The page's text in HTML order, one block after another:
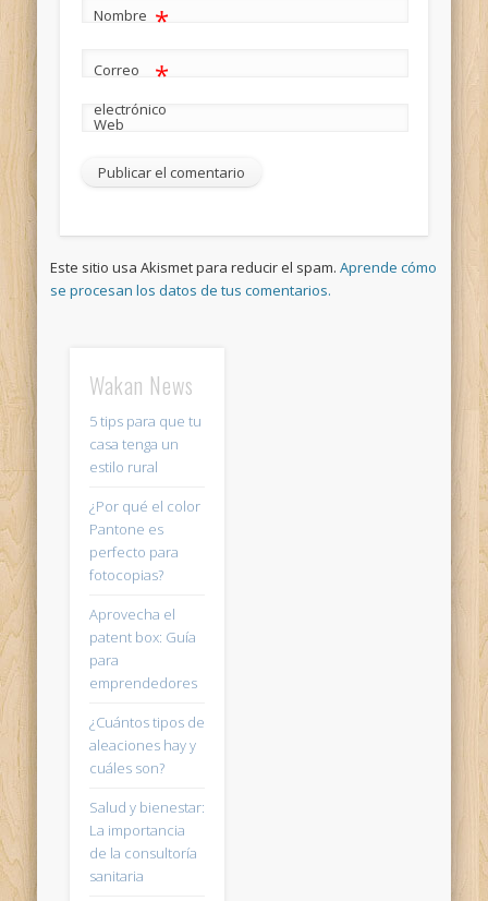
Nombre *
Correo
electrónico
*
Web
Este sitio usa Akismet para reducir el spam.Aprende cómo
se procesan los datos de tus comentarios.
Wakan News
5 tips para que tu
casa tenga un
estilo rural
¿Por qué el color
Pantone es
perfecto para
fotocopias?
Aprovecha el
patent box: Guía
para
emprendedores
¿Cuántos tipos de
aleaciones hay y
cuáles son?
Salud y bienestar:
La importancia
de la consultoría
sanitaria